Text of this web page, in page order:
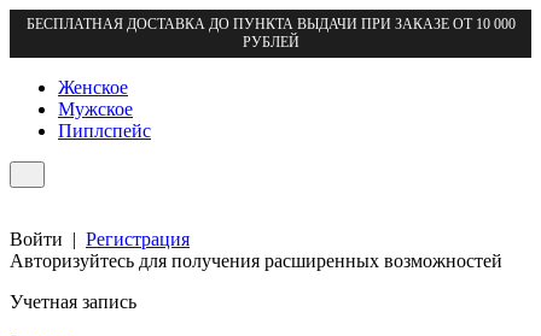
БЕСПЛАТНАЯ ДОСТАВКА ДО ПУНКТА ВЫДАЧИ ПРИ ЗАКАЗЕ ОТ 10 000
РУБЛЕЙ
Женское
Мужское
Пиплспейс
Войти | Регистрация
Авторизуйтесь для получения расширенных возможностей
Учетная запись